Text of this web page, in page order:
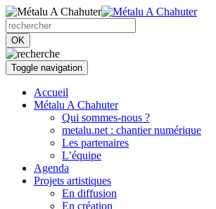
OK
Toggle navigation
Accueil
Métalu A Chahuter
Qui sommes-nous ?
metalu.net : chantier numérique
Les partenaires
L’équipe
Agenda
Projets artistiques
En diffusion
En création